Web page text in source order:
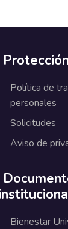
Política de
personales
Solicitudes
Aviso de
Bienestar